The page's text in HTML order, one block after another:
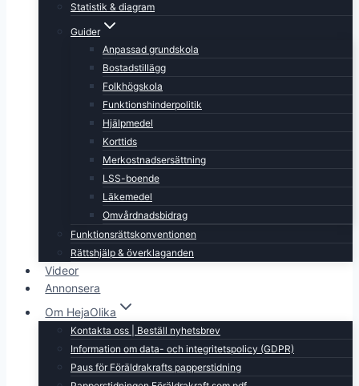
Statistik & diagram
Guider
Anpassad grundskola
Bostadstillägg
Folkhögskola
Funktionshinderpolitik
Hjälpmedel
Korttids
Merkostnadsersättning
LSS-boende
Läkemedel
Omvårdnadsbidrag
Funktionsrättskonventionen
Rättshjälp & överklaganden
Videor
Annonsera
Om HejaOlika
Kontakta oss | Beställ nyhetsbrev
Information om data- och integritetspolicy (GDPR)
Paus för Föräldrakrafts papperstidning